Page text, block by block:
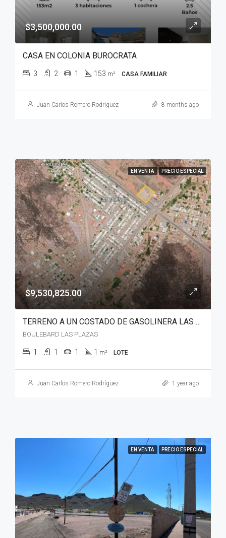
$3,500,000.00
CASA EN COLONIA BUROCRATA
3 2 1 153 m² CASA FAMILIAR
Juan Carlos Romero Rodríguez 8 months ago
EN VENTA PRECIO ESPECIAL
$9,530,825.00
TERRENO A UN COSTADO DE GASOLINERA LAS COLINAS
BOULEBARD LAS PLAZAS
1 1 1 1 m² LOTE
Juan Carlos Romero Rodríguez 1 year ago
EN VENTA PRECIO ESPECIAL